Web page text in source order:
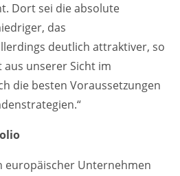
Dort sei die absolute
das
deutlich attraktiver, so
aus unserer Sicht im
die besten Voraussetzungen
europäischer Unternehmen